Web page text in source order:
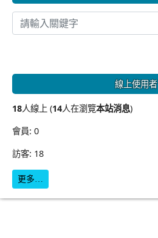
線上使用者
18人線上 (14人在瀏覽本站消息)
會員: 0
訪客: 18
更多…